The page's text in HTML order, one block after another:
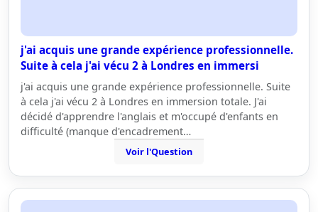
j'ai acquis une grande expérience professionnelle.
Suite à cela j'ai vécu 2 à Londres en immersi
j'ai acquis une grande expérience professionnelle. Suite
à cela j'ai vécu 2 à Londres en immersion totale. J'ai
décidé d'apprendre l'anglais et m'occupé d'enfants en
difficulté (manque d'encadrement…
Voir l'Question